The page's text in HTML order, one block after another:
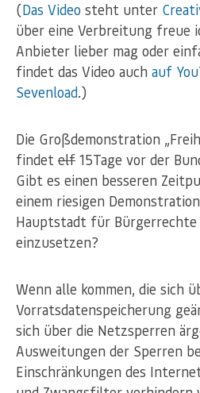
(Das Video steht unter
über eine Verbreitung freue
Anbieter lieber mag oder
findet das Video auch auf
Sevenload.)
Die Großdemonstration
findet elf 15Tage vor der
Gibt es einen besseren
einem riesigen
Hauptstadt für
einzusetzen?
Wenn alle kommen, die sich
Vorratsdatenspeicherung
sich über die Netzsperren
Ausweitungen der Sperren
Einschränkungen des